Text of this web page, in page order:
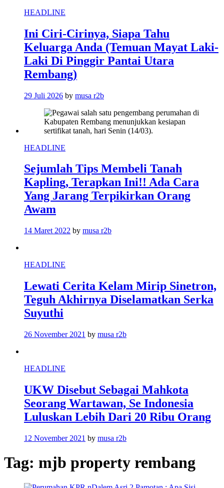
HEADLINE
Ini Ciri-Cirinya, Siapa Tahu
Keluarga Anda (Temuan Mayat Laki-
Laki Di Pinggir Pantai Utara
Rembang)
29 Juli 2026 by musa r2b
HEADLINE
Sejumlah Tips Membeli Tanah
Kapling, Terapkan Ini!! Ada Cara
Yang Jarang Terpikirkan Orang
Awam
14 Maret 2022 by musa r2b
HEADLINE
Lewati Cerita Kelam Mirip Sinetron,
Teguh Akhirnya Diselamatkan Serka
Suyuthi
26 November 2021 by musa r2b
HEADLINE
UKW Disebut Sebagai Mahkota
Seorang Wartawan, Se Indonesia
Luluskan Lebih Dari 20 Ribu Orang
12 November 2021 by musa r2b
Tag: mjb property rembang